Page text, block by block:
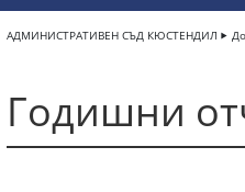
АДМИНИСТРАТИВЕН СЪД КЮСТЕНДИЛ
Годишни